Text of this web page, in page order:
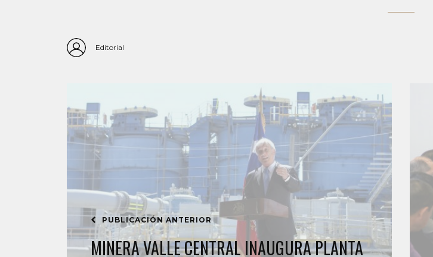
Editorial
PUBLICACIÓN ANTERIOR
MINERA VALLE CENTRAL INAUGURA PLANTA